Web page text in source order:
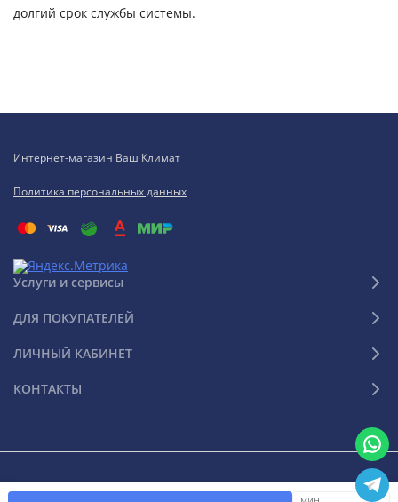
долгий срок службы системы.
Интернет-магазин Ваш Климат
Политика персональных данных
Услуги и сервисы
ДЛЯ ПОКУПАТЕЛЕЙ
ЛИЧНЫЙ КАБИНЕТ
КОНТАКТЫ
© 2026 Интернет-магазин "Ваш Климат". Все права защищены